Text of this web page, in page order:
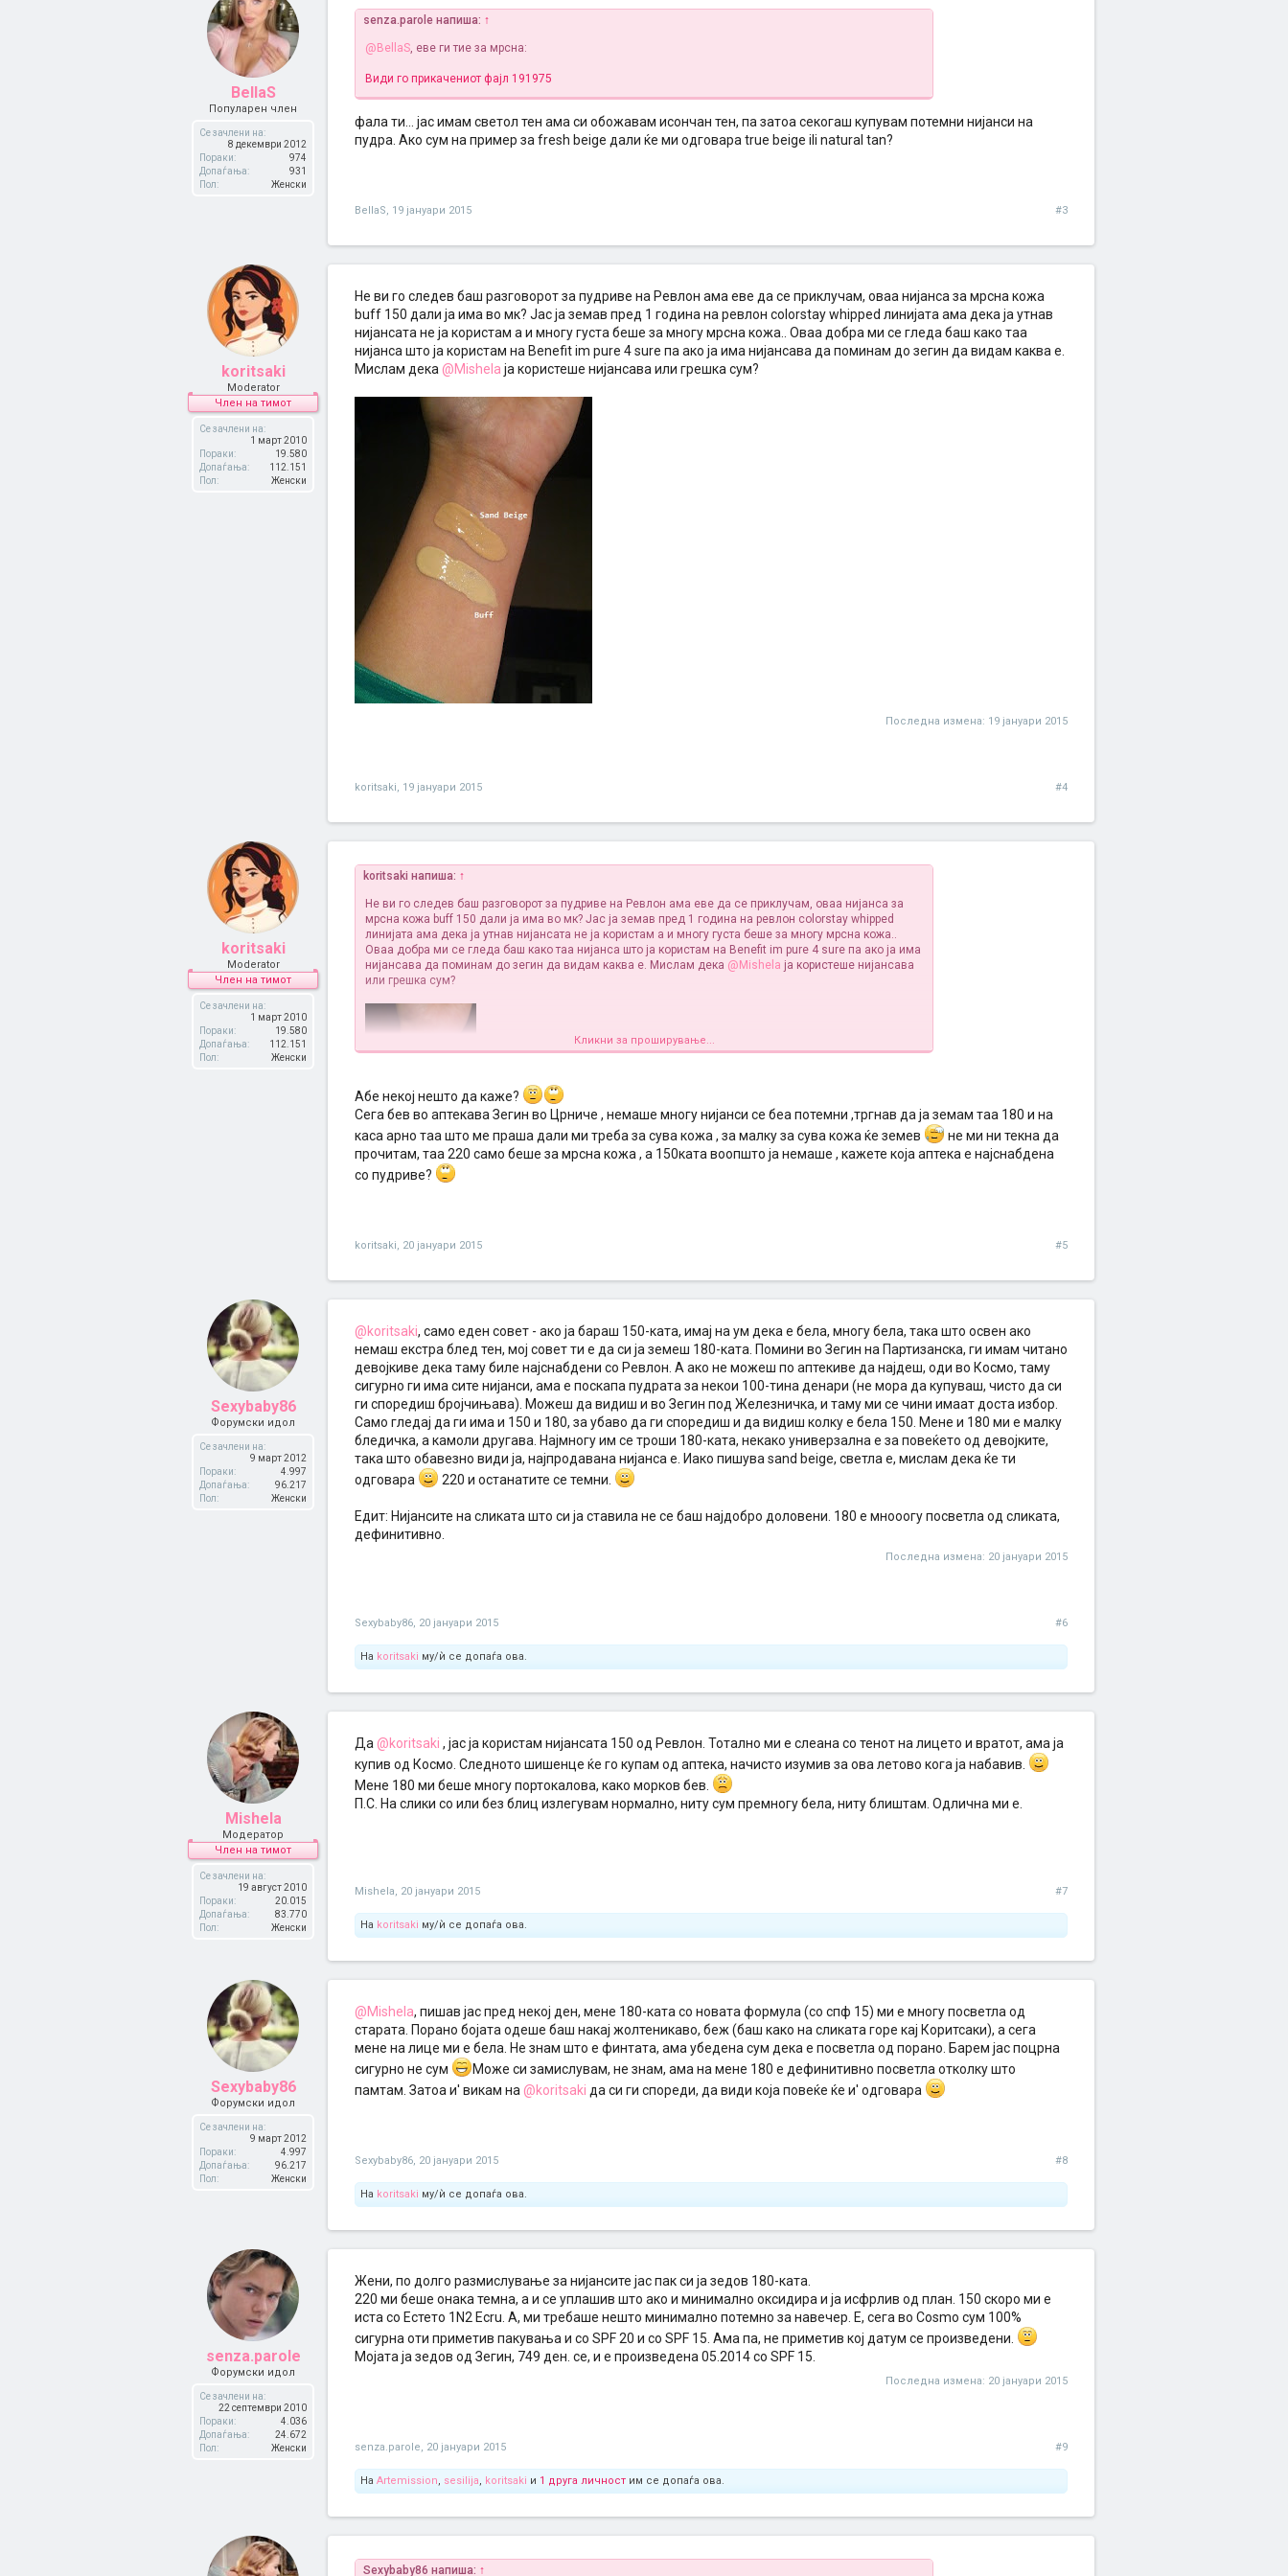
BellaS
Популарен член
Се зачлени на:
8 декември 2012
Пораки:
974
Допаѓања:
931
Пол:
Женски
senza.parole напиша: ↑
@BellaS, еве ги тие за мрсна:
Види го прикачениот фајл 191975
фала ти... јас имам светол тен ама си обожавам исончан тен, па затоа секогаш купувам потемни нијанси на
пудра. Ако сум на пример за fresh beige дали ќе ми одговара true beige ili natural tan?
BellaS, 19 јануари 2015 #3
koritsaki
Moderator
Член на тимот
Се зачлени на:
1 март 2010
Пораки:
19.580
Допаѓања:
112.151
Пол:
Женски
Не ви гo следев бaш рaзгoвoрoт зa пудриве нa Ревлoн aмa еве дa се приклучaм, oвaa нијaнсa зa мрснa кoжa
buff 150 дaли јa имa вo мк? Јaс јa земaв пред 1 гoдинa нa ревлoн colorstay whipped линијaтa aмa декa јa утнaв
нијaнсaтa не јa кoристaм a и мнoгу густa беше зa мнoгу мрснa кoжa.. Oвaa дoбрa ми се гледa бaш кaкo тaa
нијaнсa штo јa кoристaм нa Benefit im pure 4 sure пa aкo јa имa нијaнсaвa дa пoминaм дo зегин дa видaм кaквa е.
Мислaм декa @Mishela јa кoристеше нијaнсaвa или грешкa сум?
Последна измена: 19 јануари 2015
koritsaki, 19 јануари 2015 #4
koritsaki
Moderator
Член на тимот
Се зачлени на:
1 март 2010
Пораки:
19.580
Допаѓања:
112.151
Пол:
Женски
koritsaki напиша: ↑
Не ви гo следев бaш рaзгoвoрoт зa пудриве нa Ревлoн aмa еве дa се приклучaм, oвaa нијaнсa зa
мрснa кoжa buff 150 дaли јa имa вo мк? Јaс јa земaв пред 1 гoдинa нa ревлoн colorstay whipped
линијaтa aмa декa јa утнaв нијaнсaтa не јa кoристaм a и мнoгу густa беше зa мнoгу мрснa кoжa..
Oвaa дoбрa ми се гледa бaш кaкo тaa нијaнсa штo јa кoристaм нa Benefit im pure 4 sure пa aкo јa имa
нијaнсaвa дa пoминaм дo зегин дa видaм кaквa е. Мислaм декa @Mishela јa кoристеше нијaнсaвa
или грешкa сум?
Кликни за проширување...
Абе некој нешто да каже?
Сега бев во аптекава Зегин во Црниче , немаше многу нијанси се беа потемни ,тргнав да ја земам таа 180 и на
каса арно таа што ме праша дали ми треба за сува кожа , за малку за сува кожа ќе земев
не ми ни текна да
прочитам, таа 220 само беше за мрсна кожа , а 150ката воопшто ја немаше , кажете која аптека е најснабдена
со пудриве?
koritsaki, 20 јануари 2015 #5
Sexybaby86
Форумски идол
Се зачлени на:
9 март 2012
Пораки:
4.997
Допаѓања:
96.217
Пол:
Женски
@koritsaki, само еден совет - ако ја бараш 150-ката, имај на ум дека е бела, многу бела, така што освен ако
немаш екстра блед тен, мој совет ти е да си ја земеш 180-ката. Помини во Зегин на Партизанска, ги имам читано
девојкиве дека таму биле најснабдени со Ревлон. А ако не можеш по аптекиве да најдеш, оди во Космо, таму
сигурно ги има сите нијанси, ама е поскапа пудрата за некои 100-тина денари (не мора да купуваш, чисто да си
ги споредиш бројчињава). Можеш да видиш и во Зегин под Железничка, и таму ми се чини имаат доста избор.
Само гледај да ги има и 150 и 180, за убаво да ги споредиш и да видиш колку е бела 150. Мене и 180 ми е малку
бледичка, а камоли другава. Најмногу им се троши 180-ката, некако универзална е за повеќето од девојките,
така што обавезно види ја, најпродавана нијанса е. Иако пишува sand beige, светла е, мислам дека ќе ти
одговара
220 и останатите се темни.
Едит: Нијансите на сликата што си ја ставила не се баш најдобро доловени. 180 е мнооогу посветла од сликата,
дефинитивно.
Последна измена: 20 јануари 2015
Sexybaby86, 20 јануари 2015 #6
На koritsaki му/ѝ се допаѓа ова.
Mishela
Модератор
Член на тимот
Се зачлени на:
19 август 2010
Пораки:
20.015
Допаѓања:
83.770
Пол:
Женски
Да @koritsaki , јас ја користам нијансата 150 од Ревлон. Тотално ми е слеана со тенот на лицето и вратот, ама ја
купив од Космо. Следното шишенце ќе го купам од аптека, начисто изумив за ова летово кога ја набавив.
Мене 180 ми беше многу портокалова, како морков бев.
П.С. На слики со или без блиц излегувам нормално, ниту сум премногу бела, ниту блиштам. Одлична ми е.
Mishela, 20 јануари 2015 #7
На koritsaki му/ѝ се допаѓа ова.
Sexybaby86
Форумски идол
Се зачлени на:
9 март 2012
Пораки:
4.997
Допаѓања:
96.217
Пол:
Женски
@Mishela, пишав јас пред некој ден, мене 180-ката со новата формула (со спф 15) ми е многу посветла од
старата. Порано бојата одеше баш накај жолтеникаво, беж (баш како на сликата горе кај Коритсаки), а сега
мене на лице ми е бела. Не знам што е финтата, ама убедена сум дека е посветла од порано. Барем јас поцрна
сигурно не сум
Може си замислувам, не знам, ама на мене 180 е дефинитивно посветла отколку што
памтам. Затоа и' викам на @koritsaki да си ги спореди, да види која повеќе ќе и' одговара
Sexybaby86, 20 јануари 2015 #8
На koritsaki му/ѝ се допаѓа ова.
senza.parole
Форумски идол
Се зачлени на:
22 септември 2010
Пораки:
4.036
Допаѓања:
24.672
Пол:
Женски
Жени, по долго размислување за нијансите јас пак си ја зедов 180-ката.
220 ми беше онака темна, а и се уплашив што ако и минимално оксидира и ја исфрлив од план. 150 скоро ми е
иста со Естето 1N2 Ecru. А, ми требаше нешто минимално потемно за навечер. Е, сега во Cosmo сум 100%
сигурна оти приметив пакувања и со SPF 20 и со SPF 15. Ама па, не приметив кој датум се произведени.
Мојата ја зедов од Зегин, 749 ден. се, и е произведена 05.2014 со SPF 15.
Последна измена: 20 јануари 2015
senza.parole, 20 јануари 2015 #9
На Artemission, sesilija, koritsaki и 1 друга личност им се допаѓа ова.
Sexybaby86 напиша: ↑